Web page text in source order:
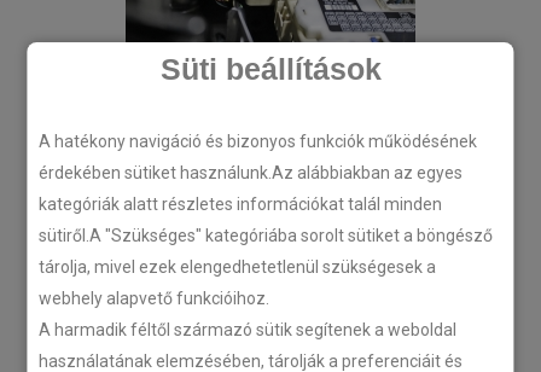
Süti beállítások
A hatékony navigáció és bizonyos funkciók működésének
érdekében sütiket használunk.Az alábbiakban az egyes
kategóriák alatt részletes információkat talál minden
sütiről.A "Szükséges" kategóriába sorolt sütiket a böngésző
tárolja, mivel ezek elengedhetetlenül szükségesek a
webhely alapvető funkcióihoz.
A harmadik féltől származó sütik segítenek a weboldal
használatának elemzésében, tárolják a preferenciáit és